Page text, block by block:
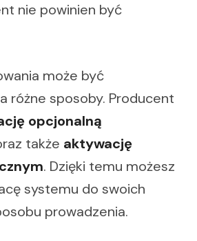
nie powinien być
może być
różne sposoby. Producent
opcjonalną
także aktywację
. Dzięki temu możesz
systemu do swoich
prowadzenia.